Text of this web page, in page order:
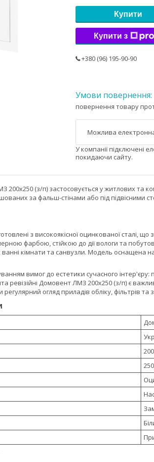
Купити
Купити з
+380 (96) 195-90-90
повернення товару
У компанії підключені
покидаючи сайту.
200х250 (з/п) застосовується у житлових та
за фальш-стінами або під підвісними
з високоякісної оцинкованої сталі,
фарбою, стійкою до дії вологи та
кімнати та санвузли. Модель оснащена
вимог до естетики сучасного
ревізійні Домовент ЛМЗ 200х250 (з/п) є
огляд приладів обліку, фільтрів та